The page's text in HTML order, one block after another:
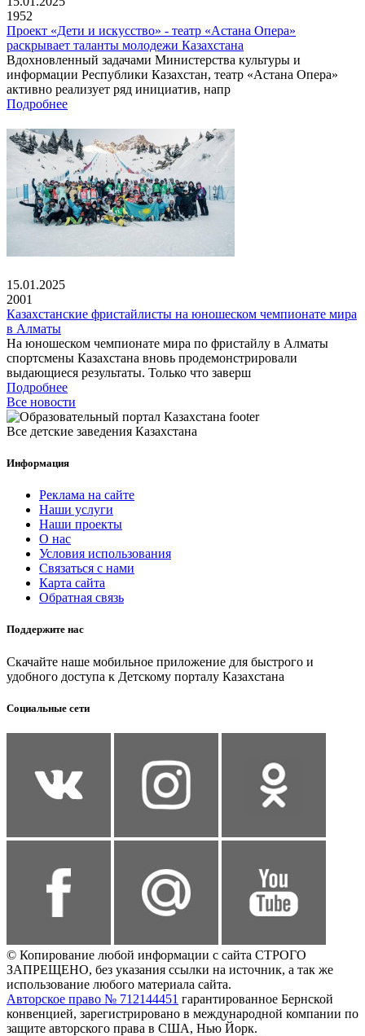
1952
Проект «Дети и искусство» - театр «Астана Опера»
раскрывает таланты молодежи Казахстана
Вдохновленный задачами Министерства культуры и
информации Республики Казахстан, театр «Астана Опера»
активно реализует ряд инициатив, напр
Подробнее
15.01.2025
2001
Казахстанские фристайлисты на юношеском чемпионате мира
в Алматы
На юношеском чемпионате мира по фристайлу в Алматы
спортсмены Казахстана вновь продемонстрировали
выдающиеся результаты. Только что заверш
Подробнее
Все новости
Все детские заведения Казахстана
Информация
Реклама на сайте
Наши услуги
Наши проекты
О нас
Условия использования
Связаться с нами
Карта сайта
Обратная связь
Поддержите нас
Скачайте наше мобильное приложение для быстрого и
удобного доступа к Детскому порталу Казахстана
Социальные сети
© Копирование любой информации с сайта СТРОГО
ЗАПРЕЩЕНО, без указания ссылки на источник, а так же
использование любого материала сайта.
Авторское право № 712144451 гарантированное Бернской
конвенцией, зарегистрировано в международной компании по
защите авторского права в США, Нью Йорк.